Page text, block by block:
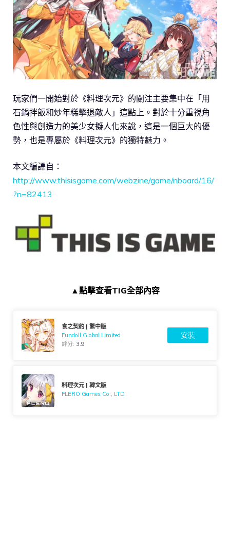
玩家們一開始對於《料理次元》的關注主要集中在「用
石鍋拌飯和炒年糕擊退敵人」這點上。對於十分重視角
色性與創造力的美少女擬人化來說，這是一個巨大的優
勢，也是專屬於《料理次元》的獨特魅力。
本文編譯自：
http://www.thisisgame.com/webzine/game/nboard/16/
?n=82413
▲點擊查看TIG全部內容
食之契約 | 繁中版
Fundoll Global Limited
評分: 3.9
安裝
料理次元 | 韓文版
FLERO Games Co., LTD